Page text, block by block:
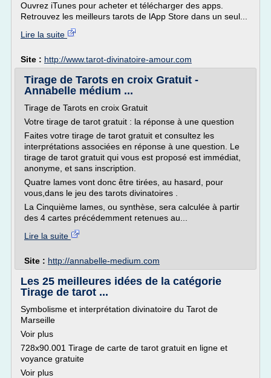
Ouvrez iTunes pour acheter et télécharger des apps.
Retrouvez les meilleurs tarots de lApp Store dans un seul...
Lire la suite
Site : http://www.tarot-divinatoire-amour.com
Tirage de Tarots en croix Gratuit -
Annabelle médium ...
Tirage de Tarots en croix Gratuit
Votre tirage de tarot gratuit : la réponse à une question
Faites votre tirage de tarot gratuit et consultez les
interprétations associées en réponse à une question. Le
tirage de tarot gratuit qui vous est proposé est immédiat,
anonyme, et sans inscription.
Quatre lames vont donc être tirées, au hasard, pour
vous,dans le jeu des tarots divinatoires .
La Cinquième lames, ou synthèse, sera calculée à partir
des 4 cartes précédemment retenues au...
Lire la suite
Site : http://annabelle-medium.com
Les 25 meilleures idées de la catégorie
Tirage de tarot ...
Symbolisme et interprétation divinatoire du Tarot de
Marseille
Voir plus
728x90.001 Tirage de carte de tarot gratuit en ligne et
voyance gratuite
Voir plus